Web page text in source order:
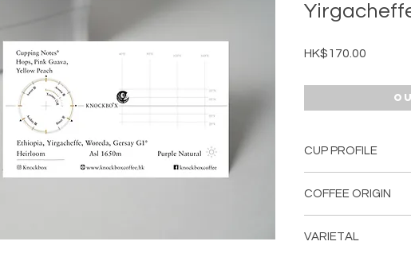
HK$170.00
CUP PROFILE
COFFEE ORIGIN
VARIETAL